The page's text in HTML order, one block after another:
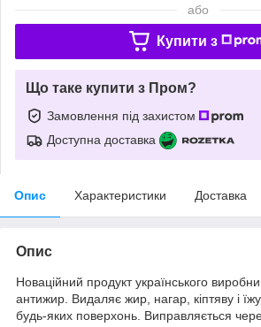
або
Купити з
Що таке купити з Пром?
Замовлення під захистом
Доступна доставка
Опис Характеристики Доставка
Опис
Новаційний продукт українського
антижир. Видаляє жир, нагар, кіптяву і
будь-яких поверхонь. Виправляється